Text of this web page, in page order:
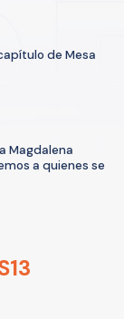
de Mesa
Magdalena
a quienes se